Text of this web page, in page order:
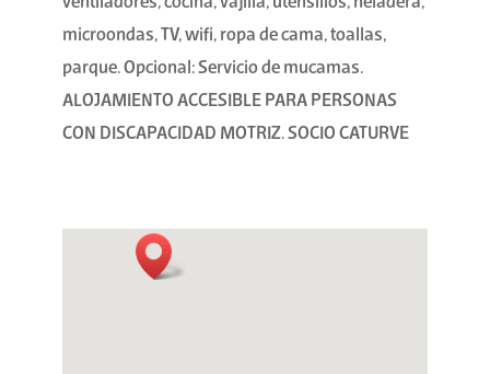
microondas, TV, wifi, ropa de cama, toallas,
parque. Opcional: Servicio de mucamas.
ALOJAMIENTO ACCESIBLE PARA PERSONAS
CON DISCAPACIDAD MOTRIZ. SOCIO CATURVE